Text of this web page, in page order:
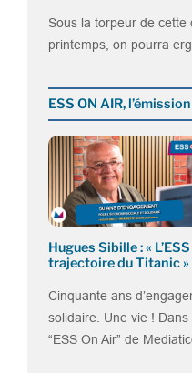
Sous la torpeur de cette
printemps, on pourra
ESS ON AIR, l’émission
Hugues Sibille : «
trajectoire du Titanic »
Cinquante ans
solidaire. Une vie ! Dans
“ESS On Air” de